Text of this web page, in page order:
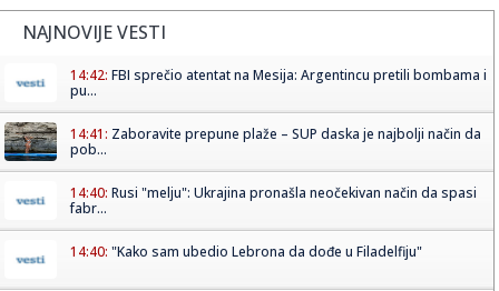
NAJNOVIJE VESTI
14:42: FBI sprečio atentat na Mesija: Argentincu pretili bombama i
pu...
14:41: Zaboravite prepune plaže – SUP daska je najbolji način da
pob...
14:40: Rusi "melju": Ukrajina pronašla neočekivan način da spasi
fabr...
14:40: "Kako sam ubedio Lebrona da dođe u Filadelfiju"